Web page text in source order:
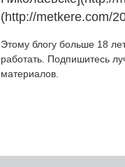
(http://metkere.com/
Этому блогу больше 18
работать. Подпишитесь
материалов.